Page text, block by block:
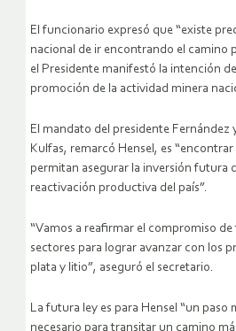
El funcionario expresó que “existe
nacional de ir encontrando el camino
el Presidente manifestó la intención
promoción de la actividad minera
El mandato del presidente Fernández
Kulfas, remarcó Hensel, es
permitan asegurar la inversión futura
reactivación productiva del país”.
“Vamos a reafirmar el compromiso
sectores para lograr avanzar con los
plata y litio”, aseguró el secretario.
La futura ley es para Hensel “un paso
necesario para transitar un camino